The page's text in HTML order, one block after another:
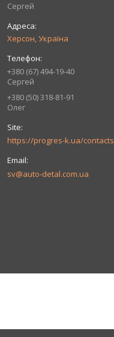
Сергей
Херсон, Україна
+380 (67) 494-19-40
Сергей
+380 (50) 318-81-91
Олег
https://progres-k.ua/contacts
sv@auto-detal.com.ua